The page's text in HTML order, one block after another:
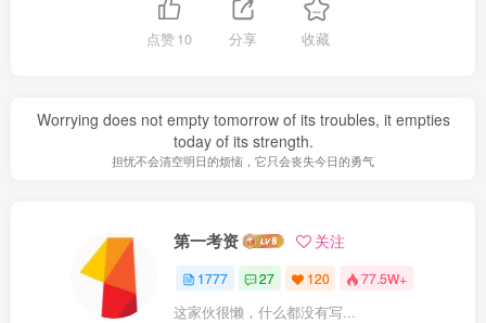
点赞10 分享 收藏
Worrying does not empty tomorrow of its troubles, it empties
today of its strength.
担忧不会清空明日的烦恼，它只会丧失今日的勇气
第一考资 关注
1777 27 120 77.5W+
这家伙很懒，什么都没有写...